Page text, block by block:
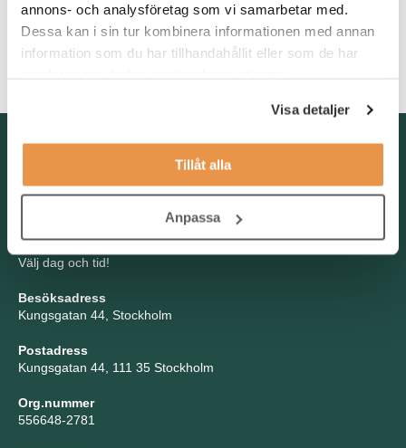
annons- och analysföretag som vi samarbetar med.
Dessa kan i sin tur kombinera informationen med annan
information som du har tillhandahållit eller som de har
Visa detaljer
Tillåt alla
Anpassa
ett coachande och pedagogiskt sätt. Du har en positiv inställning
och arbetar proaktivt för att hitta lösningar på olika situationer.
Vidare är du självgående, driven och har förmåga att skapa
Kontakta oss
info@tng.se
Boka möte
Välj dag och tid!
Besöksadress
Kungsgatan 44, Stockholm
Postadress
Kungsgatan 44, 111 35 Stockholm
Org.nummer
556648-2781